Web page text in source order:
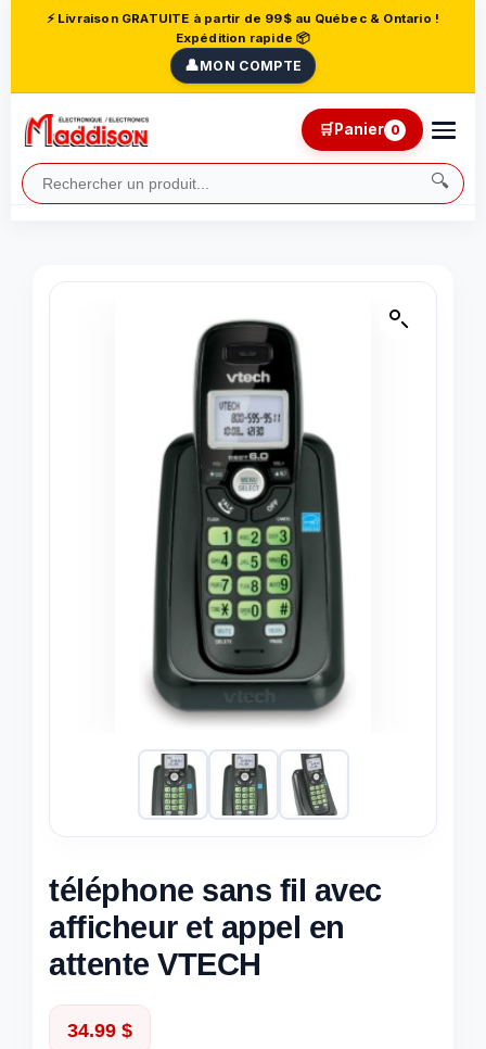
⚡ Livraison GRATUITE à partir de 99$ au Québec & Ontario !
Expédition rapide 📦
👤MON COMPTE
🔍
🛒Panier 0
téléphone sans fil avec
afficheur et appel en
attente VTECH
34.99 $